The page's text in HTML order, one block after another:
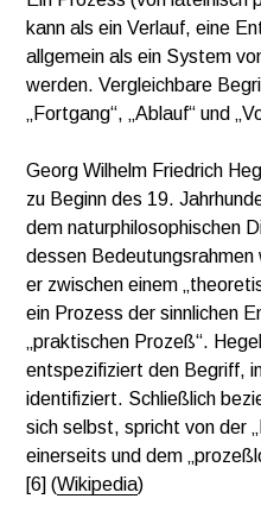
kann als ein Verlauf, eine
allgemein als ein System
werden. Vergleichbare
„Fortgang“, „Ablauf“ und
Georg Wilhelm Friedrich
zu Beginn des 19.
dem naturphilosophischen
dessen
er zwischen einem
ein Prozess der sinnlichen
„praktischen Prozeß“.
entspezifiziert den Begriff,
identifiziert. Schließlich
sich selbst, spricht von der
einerseits und dem
[6] (Wikipedia)